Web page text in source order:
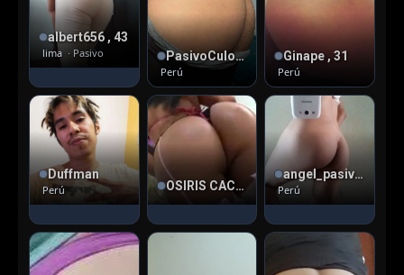
albert656 , 43
lima · Pasivo PasivoCulonazoNorte , 26
Perú
Ginape , 31
Perú
Duffman
Perú OSIRIS CACHERA , 34
angel_pasiv_19 , 30
Perú